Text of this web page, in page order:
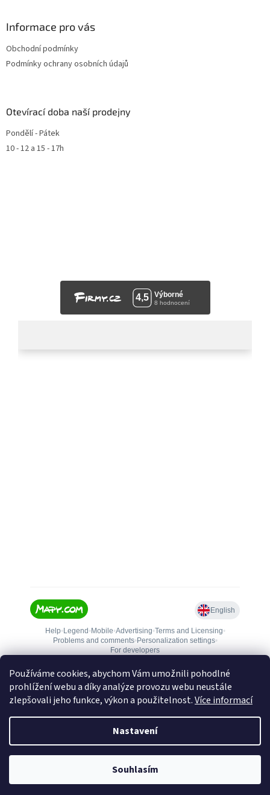
Používáme cookies, abychom Vám umožnili pohodlné
prohlížení webu a díky analýze provozu webu neustále
zlepšovali jeho funkce, výkon a použitelnost.Více informací
Nastavení
Souhlasím
Informace pro vás
Obchodní podmínky
Podmínky ochrany osobních údajů
Otevírací doba naší prodejny
Pondělí - Pátek
10 - 12 a 15 - 17h
Vytvořil Shoptet
Zbranejablone.cz. Všechna práva vyhrazena.